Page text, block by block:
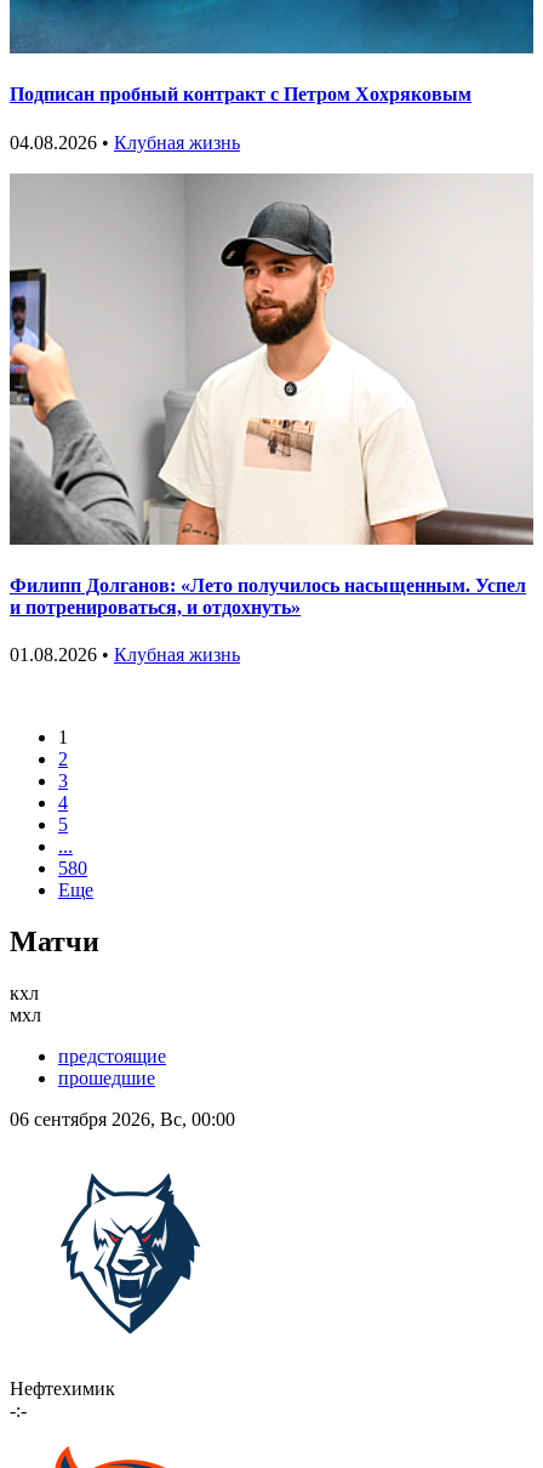
Подписан пробный контракт с Петром Хохряковым
04.08.2026 • Клубная жизнь
Филипп Долганов: «Лето получилось насыщенным. Успел
и потренироваться, и отдохнуть»
01.08.2026 • Клубная жизнь
1
2
3
4
5
...
580
Еще
Матчи
кхл
мхл
предстоящие
прошедшие
06 сентября 2026, Вс, 00:00
Нефтехимик
-:-